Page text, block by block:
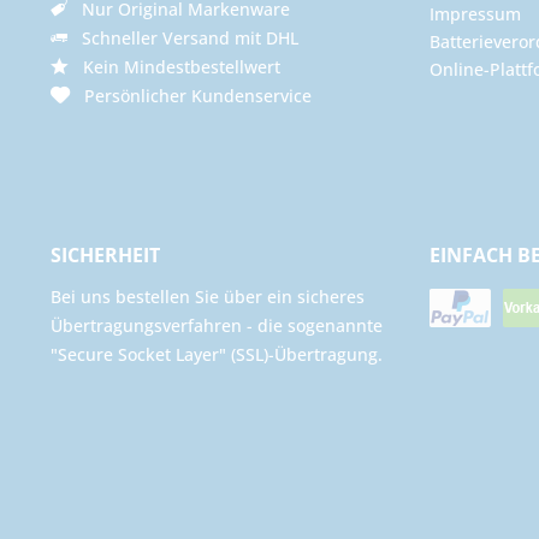
Nur Original Markenware
Schneller Versand mit DHL
Kein Mindestbestellwert
Persönlicher Kundenservice
Impressum
Online-
SICHERHEIT
Bei uns bestellen Sie über ein sicheres
Übertragungsverfahren - die sogenannte
"Secure Socket Layer" (SSL)-Übertragung.
EINFACH